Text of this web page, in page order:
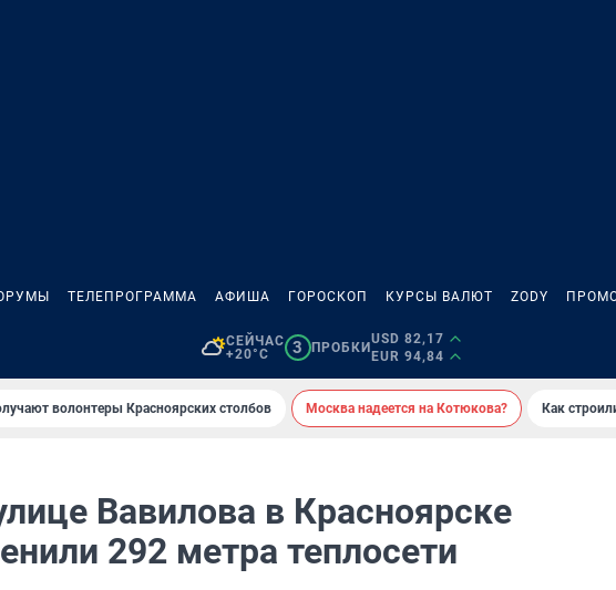
ТЕЛЕПРОГРАММА АФИША ГОРОСКОП КУРСЫ ВАЛЮТ ZODY
СЕЙЧАС
+20°C
3 ПРОБКИ
USD 82,17
EUR 94,84
волонтеры Красноярских столбов Москва надеется на Котюкова? Как
Вавилова в Красноярске
292 метра теплосети